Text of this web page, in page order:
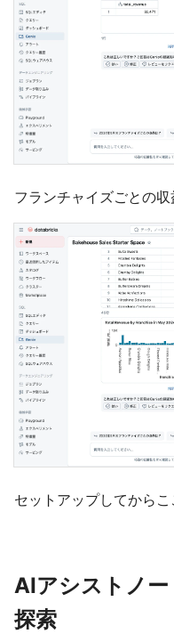
フランチャイズごとの収
セットアップしてから
AIアシストノ
探索